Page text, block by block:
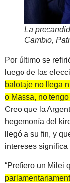
La
Cambio,
Por último se
luego de las
balotaje no llega
o Massa, no
Creo que la
hegemonía del
llegó a su fin, y
intereses significa
“Prefiero un Milei